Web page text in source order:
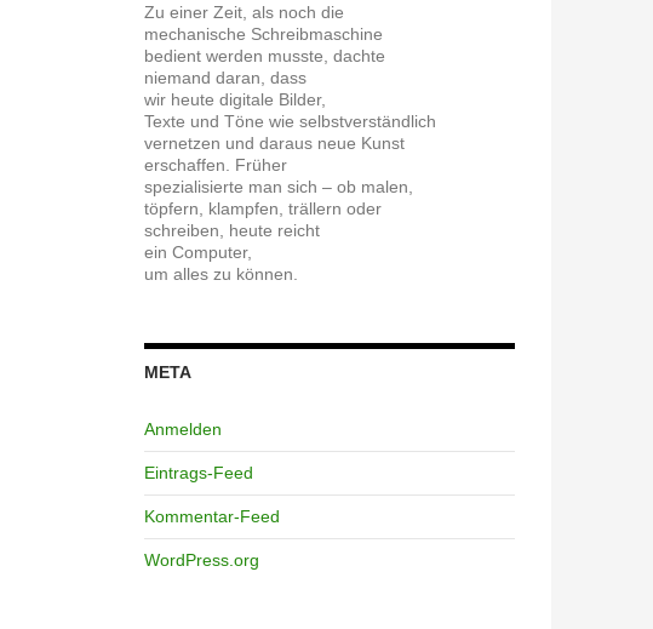
Zu einer Zeit, als noch die
mechanische Schreibmaschine
bedient werden musste, dachte
niemand daran, dass
wir heute digitale Bilder,
Texte und Töne wie selbstverständlich
vernetzen und daraus neue Kunst
erschaffen. Früher
spezialisierte man sich – ob malen,
töpfern, klampfen, trällern oder
schreiben, heute reicht
ein Computer,
um alles zu können.
META
Anmelden
Eintrags-Feed
Kommentar-Feed
WordPress.org